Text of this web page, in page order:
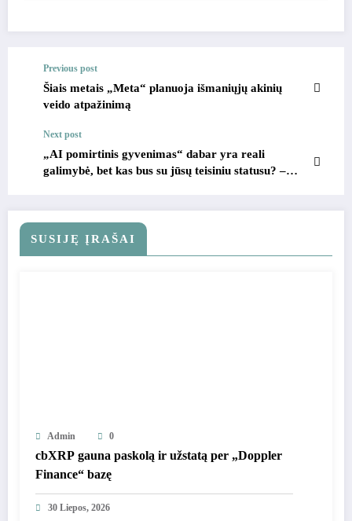
Previous post
Šiais metais „Meta“ planuoja išmaniųjų akinių
veido atpažinimą
Next post
„AI pomirtinis gyvenimas“ dabar yra reali
galimybė, bet kas bus su jūsų teisiniu statusu? –
SUSIJĘ ĮRAŠAI
Admin 0
cbXRP gauna paskolą ir užstatą per „Doppler
Finance“ bazę
30 Liepos, 2026